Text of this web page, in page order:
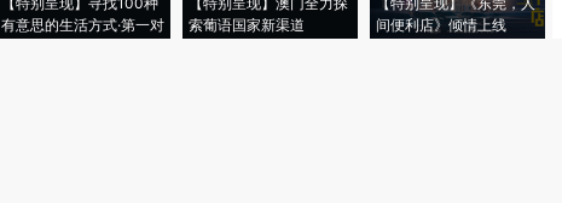
有意思的生活方式·第一对
索葡语国家新渠道
间便利店》倾情上线